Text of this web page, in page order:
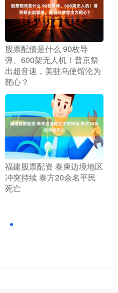
​股票配债是什么 90枚导
弹、600架无人机！普京祭
出超音速，美驻乌使馆沦为
靶心？
​福建股票配资 泰柬边境地区
冲突持续 泰方20余名平民
死亡